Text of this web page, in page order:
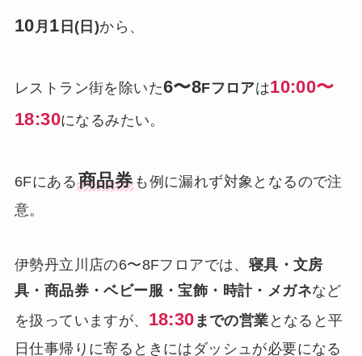
10月 1 日(日)から、
レストラン街を除いた6〜8Fフロアは10:00〜
18:30になるみたい。
6Fにある商品券 も例に漏れず対象となるので注
意。
伊勢丹立川店の6〜8Fフロアでは、 寝具・文房
具・商品券・ベビー服・宝飾・時計・メガネなど
を扱っていますが、 18:30 までの営業 となると平
日仕事帰りに寄るときにはダッシュが必要になる